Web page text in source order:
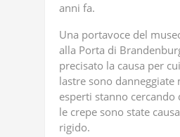
anni fa.
Una portavoce del
alla Porta di
precisato la causa per
lastre sono danneggiate
esperti stanno cercando
le crepe sono state
rigido.